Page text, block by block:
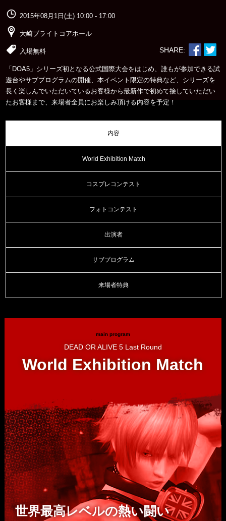
2015年08月1日(土) 10:00 - 17:00
大崎ブライトコアホール
入場無料 SHARE:
「DOA5」シリーズ初となる公式国際大会をはじめ、誰もが参加できる試
遊台やサブプログラムの開催、本イベント限定の特典など、 シリーズを
長く楽しんでいただいているお客様から最新作で初めて接していただい
たお客様まで、来場者全員にお楽しみ頂ける内容を予定！
内容
World Exhibition Match
コスプレコンテスト
フォトコンテスト
出演者
サブプログラム
来場者特典
main program
DEAD OR ALIVE 5 Last Round
World Exhibition Match
世界最高レベルの熱い闘い